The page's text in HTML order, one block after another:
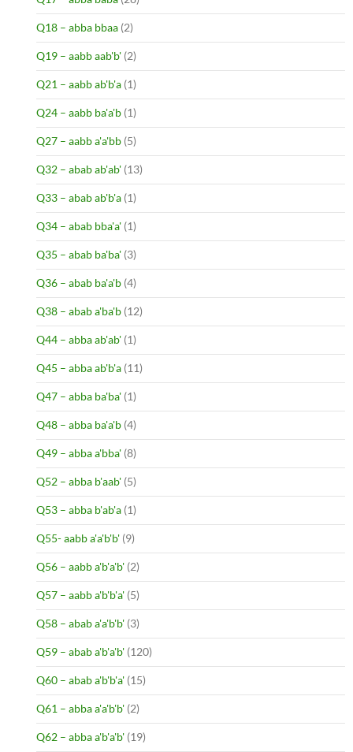
Q18 – abba bbaa (2)
Q19 – aabb aab'b' (2)
Q21 – aabb ab'b'a (1)
Q24 – aabb ba'a'b (1)
Q27 – aabb a'a'bb (5)
Q32 – abab ab'ab' (13)
Q33 – abab ab'b'a (1)
Q34 – abab bba'a' (1)
Q35 – abab ba'ba' (3)
Q36 – abab ba'a'b (4)
Q38 – abab a'ba'b (12)
Q44 – abba ab'ab' (1)
Q45 – abba ab'b'a (11)
Q47 – abba ba'ba' (1)
Q48 – abba ba'a'b (4)
Q49 – abba a'bba' (8)
Q52 – abba b'aab' (5)
Q53 – abba b'ab'a (1)
Q55- aabb a'a'b'b' (9)
Q56 – aabb a'b'a'b' (2)
Q57 – aabb a'b'b'a' (5)
Q58 – abab a'a'b'b' (3)
Q59 – abab a'b'a'b' (120)
Q60 – abab a'b'b'a' (15)
Q61 – abba a'a'b'b' (2)
Q62 – abba a'b'a'b' (19)